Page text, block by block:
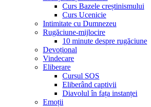
Curs Bazele creștinismului
Curs Ucenicie
Intimitate cu Dumnezeu
Rugăciune-mijlocire
10 minute despre rugăciune
Devoțional
Vindecare
Eliberare
Cursul SOS
Eliberând captivii
Diavolul în fața instanței
Emoții